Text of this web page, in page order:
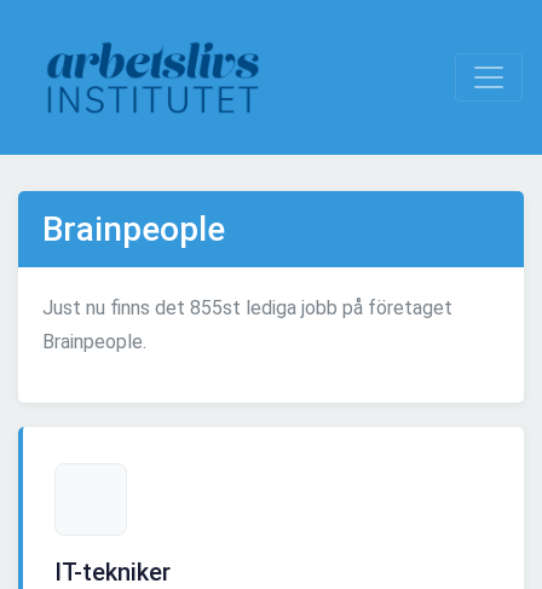
Brainpeople
Just nu finns det 855st lediga jobb på företaget
Brainpeople.
IT-tekniker